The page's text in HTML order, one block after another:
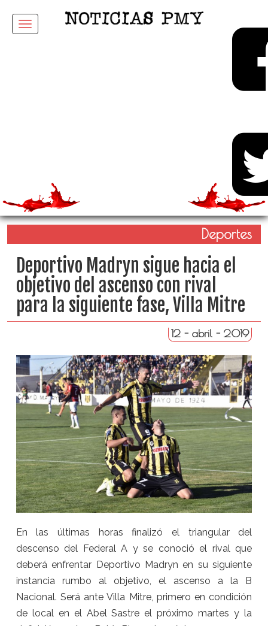
Menu
Deportes
Deportivo Madryn sigue hacia el
objetivo del ascenso con rival
para la siguiente fase, Villa Mitre
12 - abril - 2019
En las últimas horas finalizó el triangular del
descenso del Federal A y se conoció el rival que
deberá enfrentar Deportivo Madryn en su siguiente
instancia rumbo al objetivo, el ascenso a la B
Nacional. Será ante Villa Mitre, primero en condición
de local en el Abel Sastre el próximo martes y la